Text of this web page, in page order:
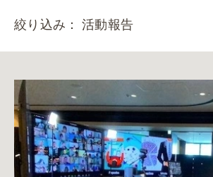
絞り込み：活動報告